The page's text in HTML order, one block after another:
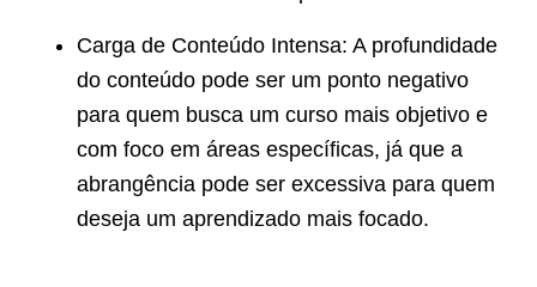
Carga de Conteúdo Intensa: A profundidade
do conteúdo pode ser um ponto negativo
para quem busca um curso mais objetivo e
com foco em áreas específicas, já que a
abrangência pode ser excessiva para quem
deseja um aprendizado mais focado.